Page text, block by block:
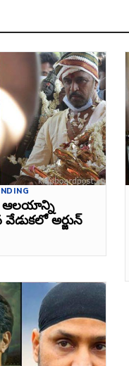
అర్జున్‌